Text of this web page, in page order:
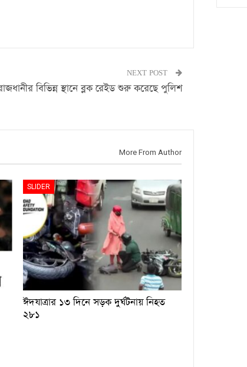
NEXT POST
বিভিন্ন স্থানে ব্লক রেইড শুরু করেছে পুলিশ
More From Author
SLIDER
ঈদযাত্রার ১৩ দিনে সড়ক দুর্ঘটনায় নিহত
২৮১